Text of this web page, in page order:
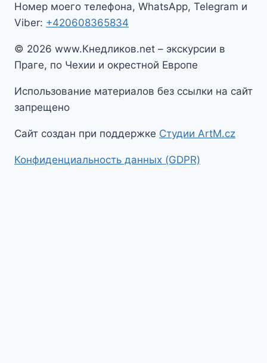
Номер моего телефона, WhatsApp, Telegram и
Viber: +420608365834
© 2026 www.Кнедликов.net – экскурсии в
Праге, по Чехии и окрестной Европе
Использование материалов без ссылки на сайт
запрещено
Сайт создан при поддержке Студии ArtM.cz
Конфиденциальность данных (GDPR)